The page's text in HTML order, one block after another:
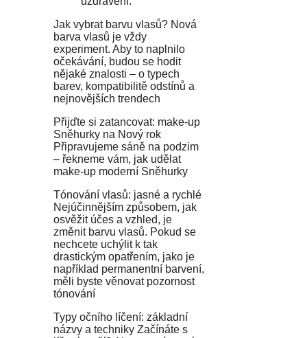
Jak vybrat barvu vlasů? Nová
barva vlasů je vždy
experiment. Aby to naplnilo
očekávání, budou se hodit
nějaké znalosti – o typech
barev, kompatibilitě odstínů a
nejnovějších trendech
Přijďte si zatancovat: make-up
Sněhurky na Nový rok
Připravujeme sáně na podzim
– řekneme vám, jak udělat
make-up moderní Sněhurky
Tónování vlasů: jasné a rychlé
Nejúčinnějším způsobem, jak
osvěžit účes a vzhled, je
změnit barvu vlasů. Pokud se
nechcete uchýlit k tak
drastickým opatřením, jako je
například permanentní barvení,
měli byste věnovat pozornost
tónování
Typy očního líčení: základní
názvy a techniky Začínáte s